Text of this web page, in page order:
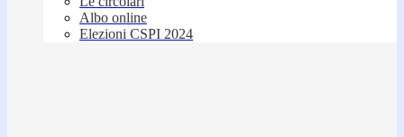
Albo online
Elezioni CSPI 2024